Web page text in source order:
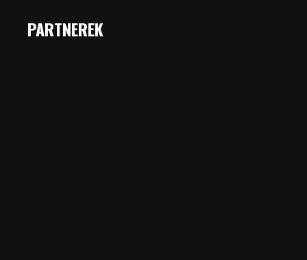
PARTNEREK